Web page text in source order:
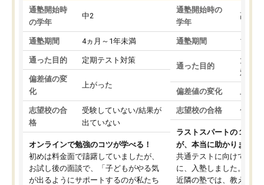
通塾開始時
の学年
中2
通塾期間 4ヵ月～1年未満
通った目的 定期テスト対策
偏差値の変
化
上がった
志望校の合
格
受験していない/結果が
出ていない
オンラインで勉強のコツが学べる！
初めは料金面で躊躇していましたが、
お試し後の面談で、「子どもがやる気
が出るようにサポートするのが私たち
通塾開始時の
学年
高3
通塾期間 1～3
通った目的
大学
対策
偏差値の変化
志望校の合格 合格
ラストスパートの１か月
が、本当に助かりました
共通テストに向けての追
に、入塾しました。田舎
近隣の塾では、教えても